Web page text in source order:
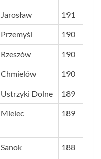
Jarosław 191
Przemyśl 190
Rzeszów 190
Chmielów 190
Ustrzyki Dolne 189
Mielec 189
Sanok 188